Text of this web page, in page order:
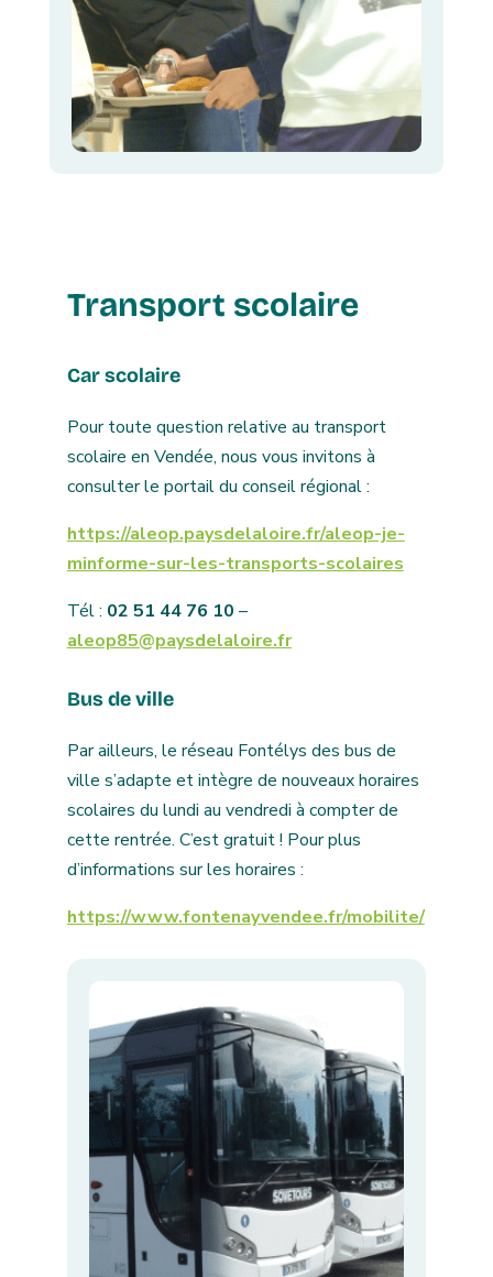
Transport scolaire
Car scolaire
Pour toute question relative au transport
scolaire en Vendée, nous vous invitons à
consulter le portail du conseil régional :
https://aleop.paysdelaloire.fr/aleop-je-
minforme-sur-les-transports-scolaires
Tél : 02 51 44 76 10 –
aleop85@paysdelaloire.fr
Bus de ville
Par ailleurs, le réseau Fontélys des bus de
ville s’adapte et intègre de nouveaux horaires
scolaires du lundi au vendredi à compter de
cette rentrée. C’est gratuit ! Pour plus
d’informations sur les horaires :
https://www.fontenayvendee.fr/mobilite/